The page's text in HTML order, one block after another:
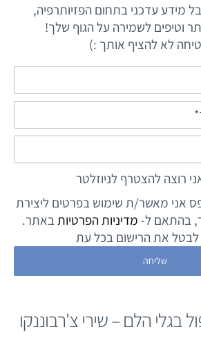
מידע עדכני בתחום הפזיותרפיה,
וטיפים לשמירה על הגוף שלך!
לא להציף אותך :)
רוצה להצטרף לניוזלטר
אני מאשר/ת שימוש בפרטים ליצירת
בהתאם ל- מדיניות הפרטיות באתר.
לבטל את הרישום בכל עת
בגלי הלם – שירי צ'רבוננקו